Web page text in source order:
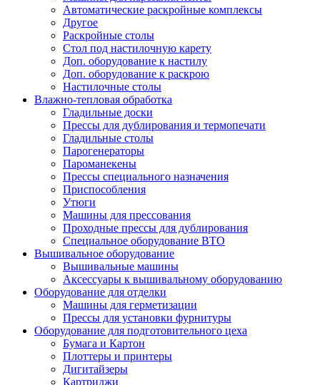
Автоматические раскройные комплексы
Другое
Раскройные столы
Стол под настилочную карету
Доп. оборудование к настилу
Доп. оборудование к раскрою
Настилочные столы
Влажно-тепловая обработка
Гладильные доски
Прессы для дублирования и термопечати
Гладильные столы
Парогенераторы
Пароманекены
Прессы специального назначения
Приспособления
Утюги
Машины для прессования
Проходные прессы для дублирования
Специальное оборудование ВТО
Вышивальное оборудование
Вышивальные машины
Аксессуары к вышивальному оборудованию
Оборудование для отделки
Машины для герметизации
Прессы для установки фурнитуры
Оборудование для подготовительного цеха
Бумага и Картон
Плоттеры и принтеры
Дигитайзеры
Картриджи